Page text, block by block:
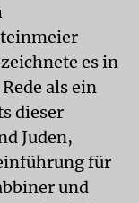
es in
als ein
dieser
Juden,
für
und